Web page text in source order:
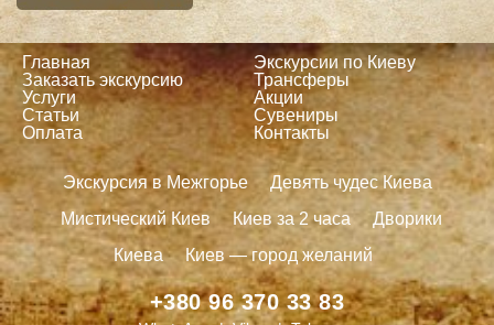
Главная
Экскурсии по Киеву
Заказать экскурсию
Трансферы
Услуги
Акции
Статьи
Сувениры
Оплата
Контакты
Экскурсия в Межгорье
Девять чудес Киева
Мистический Киев
Киев за 2 часа
Дворики
Киева
Киев — город желаний
+380 96 370 33 83